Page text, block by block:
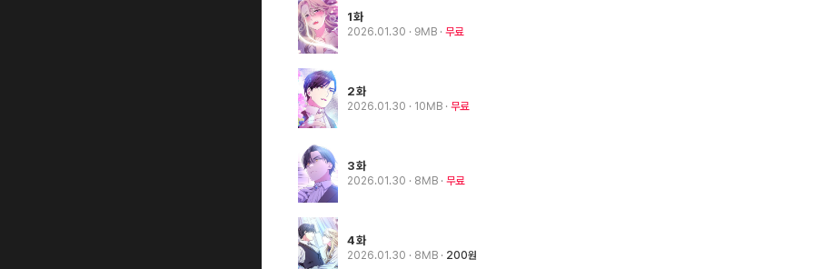
1화
2026.01.30 · 9MB 무료
2화
2026.01.30 · 10MB 무료
3화
2026.01.30 · 8MB 무료
4화
2026.01.30 · 8MB 200원